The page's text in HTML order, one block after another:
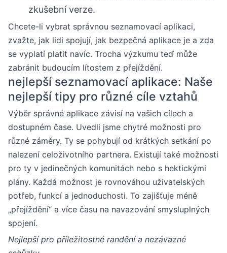
zkušební verze.
Chcete-li vybrat správnou seznamovací aplikaci,
zvažte, jak lidi spojují, jak bezpečná aplikace je a zda
se vyplatí platit navíc. Trocha výzkumu teď může
zabránit budoucím lítostem z přejíždění.
nejlepší seznamovací aplikace: Naše
nejlepší tipy pro různé cíle vztahů
Výběr správné aplikace závisí na vašich cílech a
dostupném čase. Uvedli jsme chytré možnosti pro
různé záměry. Ty se pohybují od krátkých setkání po
nalezení celoživotního partnera. Existují také možnosti
pro ty v jedinečných komunitách nebo s hektickými
plány. Každá možnost je rovnováhou uživatelských
potřeb, funkcí a jednoduchosti. To zajišťuje méně
„přejíždění“ a více času na navazování smysluplných
spojení.
Nejlepší pro příležitostné randění a nezávazné